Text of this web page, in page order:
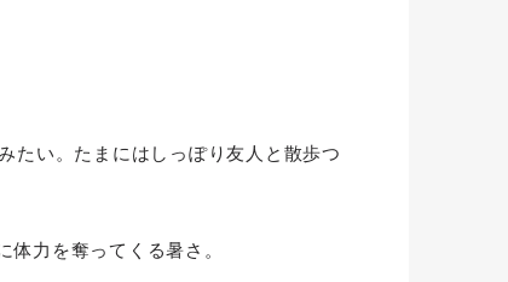
たい。たまにはしっぽり友人と散歩つ
力を奪ってくる暑さ。